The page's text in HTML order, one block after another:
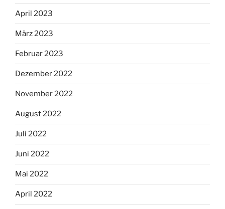
April 2023
März 2023
Februar 2023
Dezember 2022
November 2022
August 2022
Juli 2022
Juni 2022
Mai 2022
April 2022